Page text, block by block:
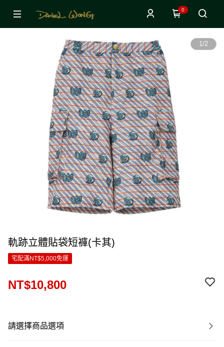
0
1/2
軌跡立體貼袋短褲(卡其)
宅配滿NT$5,000免運
NT$10,800
請選擇商品選項